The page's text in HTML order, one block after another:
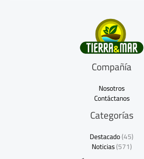
Compañía
Nosotros
Contáctanos
Categorías
Destacado(45)
Noticias(571)